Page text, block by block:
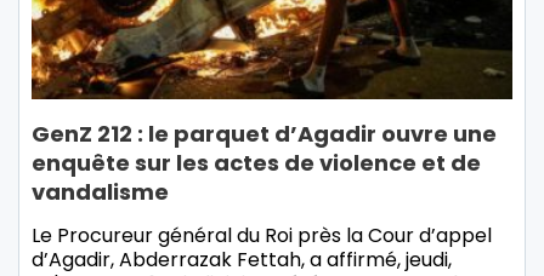
GenZ 212 : le parquet d’Agadir ouvre une
enquête sur les actes de violence et de
vandalisme
Le Procureur général du Roi près la Cour d’appel
d’Agadir, Abderrazak Fettah, a affirmé, jeudi,